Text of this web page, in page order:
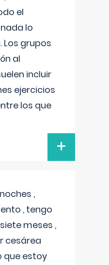
el
lo
Los grupos
al
incluir
ejercicios
los que
+
,
, tengo
meses ,
cesárea
que estoy